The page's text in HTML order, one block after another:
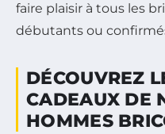
faire plaisir à tous les
débutants ou
DÉCOUVREZ
CADEAUX DE
HOMMES